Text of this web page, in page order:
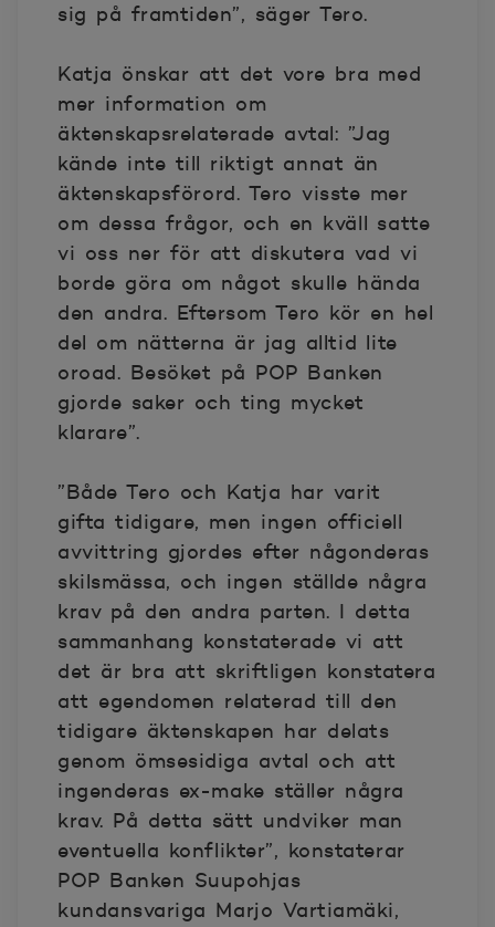
sig på framtiden”, säger Tero.
Katja önskar att det vore bra med
mer information om
äktenskapsrelaterade avtal: ”Jag
kände inte till riktigt annat än
äktenskapsförord. Tero visste mer
om dessa frågor, och en kväll satte
vi oss ner för att diskutera vad vi
borde göra om något skulle hända
den andra. Eftersom Tero kör en hel
del om nätterna är jag alltid lite
oroad. Besöket på POP Banken
gjorde saker och ting mycket
klarare”.
”Både Tero och Katja har varit
gifta tidigare, men ingen officiell
avvittring gjordes efter någonderas
skilsmässa, och ingen ställde några
krav på den andra parten. I detta
sammanhang konstaterade vi att
det är bra att skriftligen konstatera
att egendomen relaterad till den
tidigare äktenskapen har delats
genom ömsesidiga avtal och att
ingenderas ex-make ställer några
krav. På detta sätt undviker man
eventuella konflikter”, konstaterar
POP Banken Suupohjas
kundansvariga Marjo Vartiamäki,